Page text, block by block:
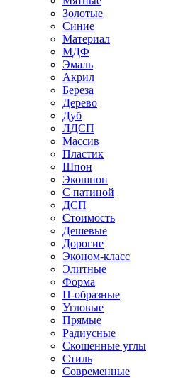
Золотые
Синие
Материал
МДФ
Эмаль
Акрил
Береза
Дерево
Дуб
ЛДСП
Массив
Пластик
Шпон
Экошпон
С патиной
ДСП
Стоимость
Дешевые
Дорогие
Эконом-класс
Элитные
Форма
П-образные
Угловые
Прямые
Радиусные
Скошенные углы
Стиль
Современные